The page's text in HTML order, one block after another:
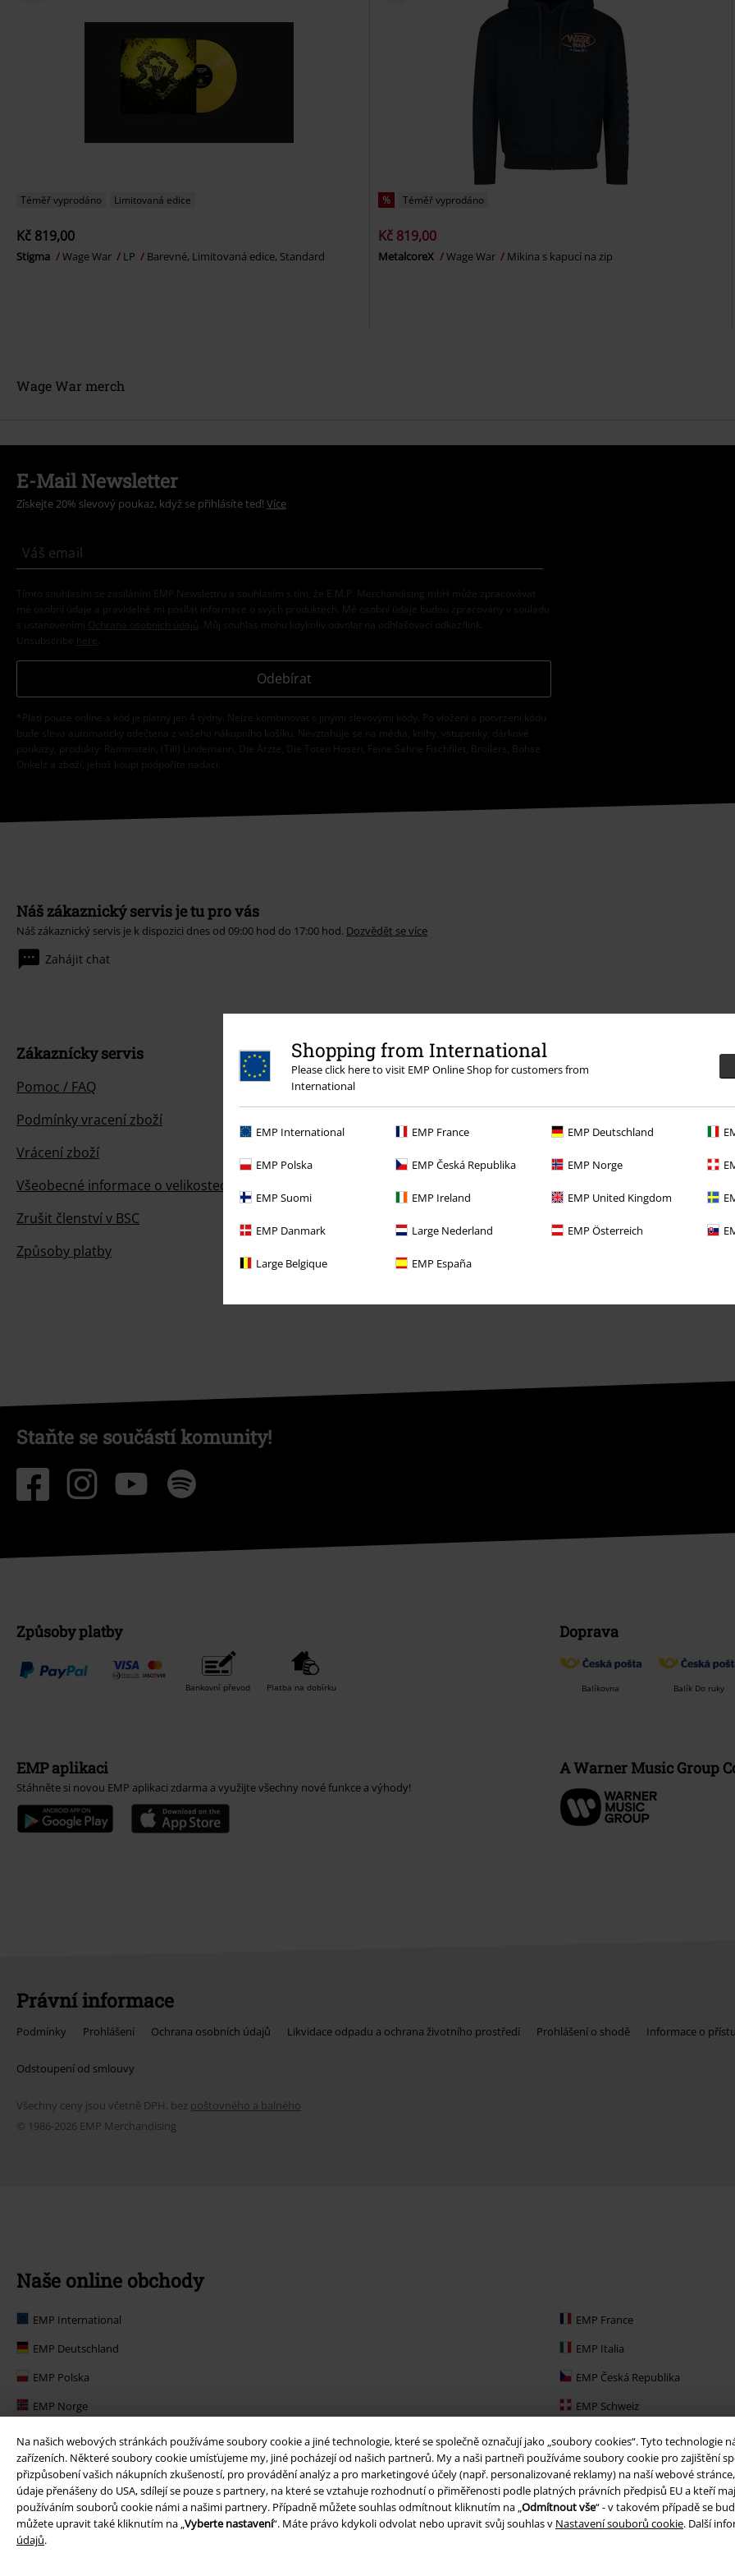
Shopping from International
Please click here to visit EMP Online Shop for customers from
International
EMP International EMP France EMP Deutschland
EMP Polska EMP Česká Republika EMP Norge
EMP Suomi EMP Ireland EMP United Kingdom
EMP Danmark Large Nederland EMP Österreich
Large Belgique EMP España
Na našich webových stránkách používáme soubory cookie a jiné technologie, které se společně označují jako „soubory cookies“. Tyto
zařízeních. Některé soubory cookie umísťujeme my, jiné pocházejí od našich partnerů. My a naši partneři používáme soubory cookie pro zajištění
přizpůsobení vašich nákupních zkušeností, pro provádění analýz a pro marketingové účely (např. personalizované reklamy) na naší webové
údaje přenášeny do USA, sdílejí se pouze s partnery, na které se vztahuje rozhodnutí o přiměřenosti podle platných právních předpisů EU a kteří
používáním souborů cookie námi a našimi partnery. Případně můžete souhlas odmítnout kliknutím na „Odmítnout vše“ - v takovém případě se
můžete upravit také kliknutím na „Vyberte nastavení“. Máte právo kdykoli odvolat nebo upravit svůj souhlas v Nastavení souborů cookie. Další
údajů.
Téměř vyprodáno Limitovaná edice
Kč 819,00
Stigma Wage War LP Barevné, Limitovaná edice, Standard
% Téměř vyprodáno
Kč 819,00
MetalcoreX Wage War Mikina s kapucí na zip
Wage War merch
E-Mail Newsletter
Získejte 20% slevový poukaz, když se přihlásíte teď! Více
Tímto souhlasím se zasíláním EMP Newslettru a souhlasím s tím, že E.M.P. Merchandising mbH může zpracovávat
mé osobní údaje a pravidelně mi posílat informace o svých produktech. Mé osobní údaje budou zpracovány v souladu
s ustanoveními
Ochrana osobních údajů . Můj souhlas mohu kdykoliv odvolat na odhlašovací odkaz/link.
Unsubscribe here
Odebírat
*Platí pouze online a kód je platný jen 4 týdny. Nelze kombinovat s jinými slevovými kódy. Po vložení a potvrzení kódu
bude sleva automaticky odečtena z vašeho nákupního košíku. Nevztahuje se na média, knihy, vstupenky, dárkové
poukazy, produkty: Rammstein, (Till) Lindemann, Die Ärzte, Die Toten Hosen, Feine Sahne Fischfilet, Broilers, Böhse
Onkelz a zboží, jehož koupí podpoříte nadaci.
Náš zákaznický servis je tu pro vás
Náš zákaznický servis je k dispozici dnes od 09:00 hod do 17:00 hod. Dozvědět se více
Zahájit chat
Zákaznícky servis
Pomoc / FAQ
Podmínky vracení zboží
Vrácení zboží
Všeobecné informace o velikostech
Zrušit členství v BSC
Způsoby platby
Nabídky pro vás
Staňte se součástí komunity!
Způsoby platby
Bankovní převod Platba na dobírku
Doprava
Balíkovna Balík Do ruky
EMP aplikaci
Stáhněte si novou EMP aplikaci zdarma a využijte všechny nové funkce a výhody!
A Warner Music Group
Právní informace
Podmínky Prohlášení Ochrana osobních údajů Likvidace odpadu a ochrana životního prostředí Prohlášení o shodě Informace o
Odstoupení od smlouvy
Všechny ceny jsou včetně DPH, bez poštovného a balného
© 1986-2026 EMP Merchandising
Naše online obchody
EMP International
EMP France
EMP Deutschland
EMP Italia
EMP Polska
EMP Česká Republika
EMP Norge
EMP Schweiz
EMP Suomi
EMP Ireland
EMP United Kingdom
EMP Sverige
EMP Danmark
Large Nederland
EMP Österreich
EMP Slovensko
Large Belgique